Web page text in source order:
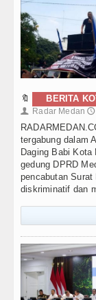
🔖 BERITA
👤 Radar Medan 🕔
tergabung dalam
Daging Babi
gedung DPRD
pencabutan
diskriminatif dan